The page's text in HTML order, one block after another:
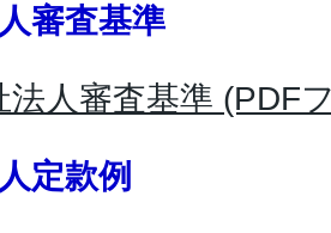
審査基準
法人審査基準 (PDF
定款例